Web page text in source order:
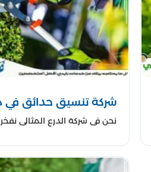
خدمات تنسيق
لدينا يمتلك مهارات فائقة في
مواد ونباتات عالية الجودة
حلول تنسيق الحدائق التي
من الدرع المثالي.
شركة تنسيق حدائق في
نحن في شركة الدرع المثالي